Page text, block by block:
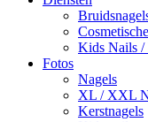
Kids Nails
Fotos
Nagels
XL / XXL
Kerstnagels